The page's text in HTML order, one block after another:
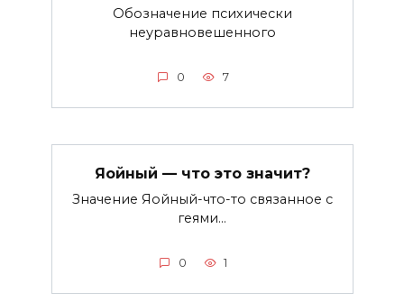
Обозначение психически
неуравновешенного
0 7
Яойный — что это значит?
Значение Яойный-что-то связанное с
геями…
0 1